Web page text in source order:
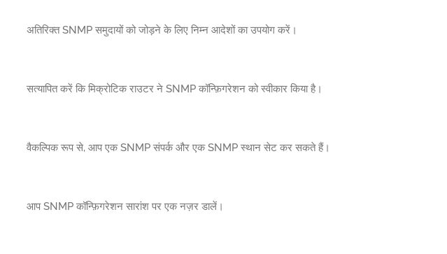
अतिरिक्त SNMP समुदायों को जोड़ने के लिए निम्न आदेशों का उपयोग करें।
सत्यापित करें कि मिक्रोटिक राउटर ने SNMP कॉन्फ़िगरेशन को स्वीकार किया है।
वैकल्पिक रूप से, आप एक SNMP संपर्क और एक SNMP स्थान सेट कर सकते हैं।
आप SNMP कॉन्फ़िगरेशन सारांश पर एक नज़र डालें।